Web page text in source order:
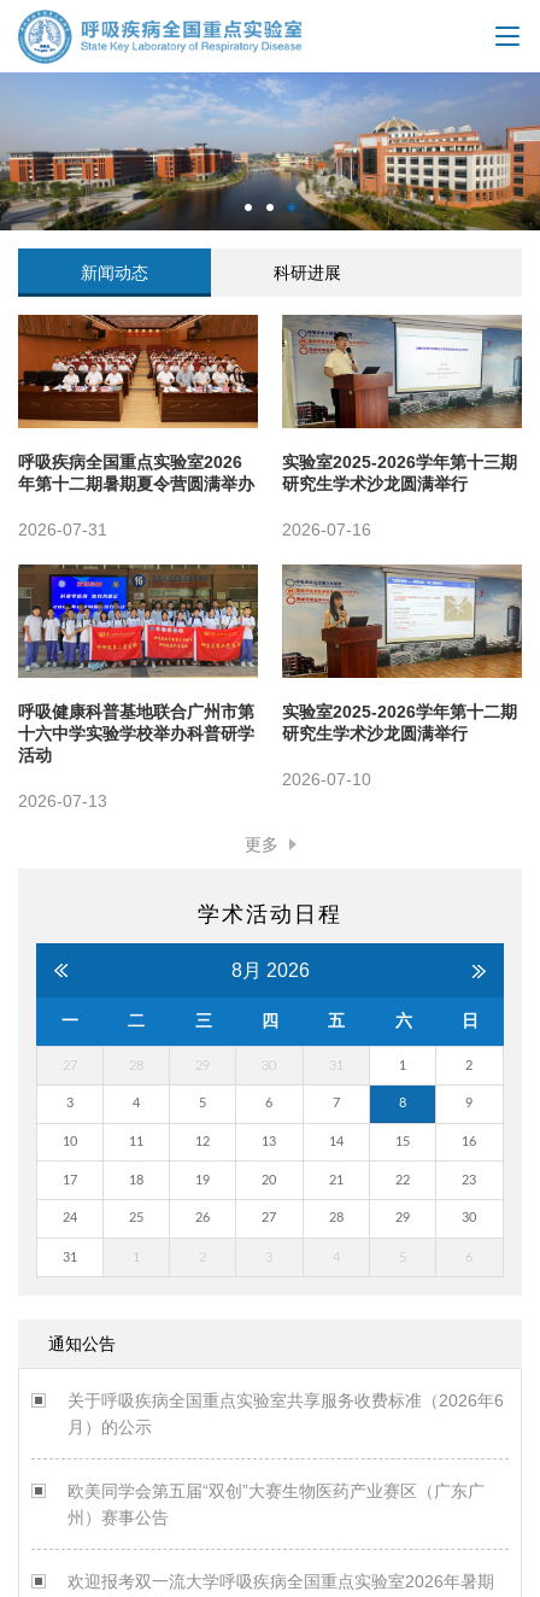
新闻动态 科研进展
呼吸疾病全国重点实验室2026
年第十二期暑期夏令营圆满举办
2026-07-31
实验室2025-2026学年第十三期
研究生学术沙龙圆满举行
2026-07-16
呼吸健康科普基地联合广州市第
十六中学实验学校举办科普研学
活动
2026-07-13
实验室2025-2026学年第十二期
研究生学术沙龙圆满举行
2026-07-10
更多
学术活动日程
8月 2026
一 二 三 四 五 六 日
27 28 29 30 31 1 2
3 4 5 6 7 8 9
10 11 12 13 14 15 16
17 18 19 20 21 22 23
24 25 26 27 28 29 30
31 1 2 3 4 5 6
通知公告
关于呼吸疾病全国重点实验室共享服务收费标准（2026年6
月）的公示
欧美同学会第五届“双创”大赛生物医药产业赛区（广东广
州）赛事公告
欢迎报考双一流大学呼吸疾病全国重点实验室2026年暑期